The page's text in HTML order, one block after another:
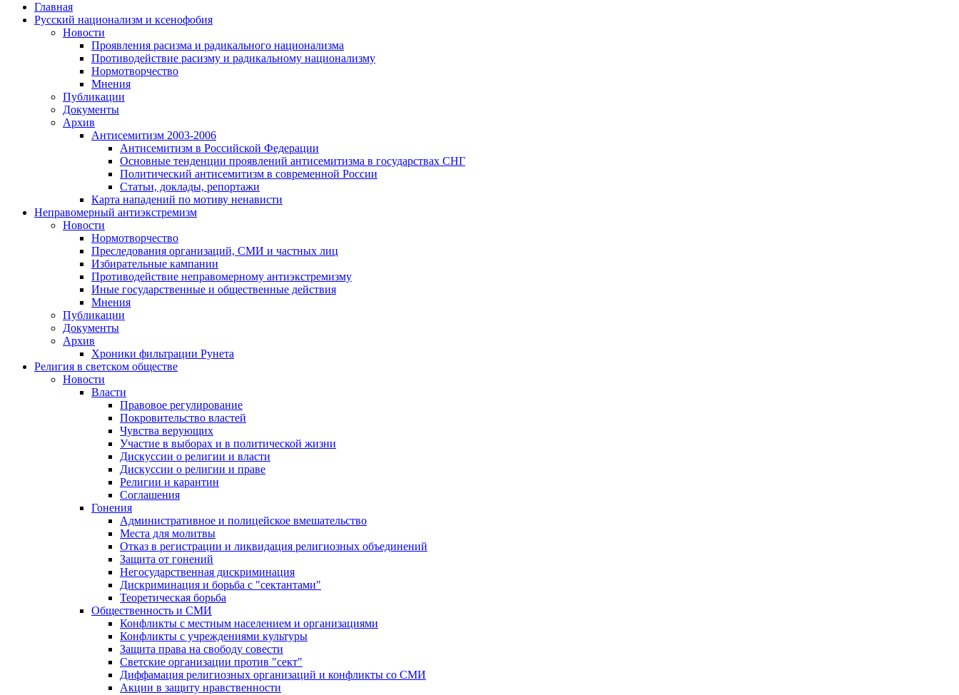
Главная
Русский национализм и ксенофобия
Новости
Проявления расизма и радикального национализма
Противодействие расизму и радикальному национализму
Нормотворчество
Мнения
Публикации
Документы
Архив
Антисемитизм 2003-2006
Антисемитизм в Российской Федерации
Основные тенденции проявлений антисемитизма в государствах СНГ
Политический антисемитизм в современной России
Статьи, доклады, репортажи
Карта нападений по мотиву ненависти
Неправомерный антиэкстремизм
Новости
Нормотворчество
Преследования организаций, СМИ и частных лиц
Избирательные кампании
Противодействие неправомерному антиэкстремизму
Иные государственные и общественные действия
Мнения
Публикации
Документы
Архив
Хроники фильтрации Рунета
Религия в светском обществе
Новости
Власти
Правовое регулирование
Покровительство властей
Чувства верующих
Участие в выборах и в политической жизни
Дискуссии о религии и власти
Дискуссии о религии и праве
Религии и карантин
Соглашения
Гонения
Административное и полицейское вмешательство
Места для молитвы
Отказ в регистрации и ликвидация религиозных объединений
Защита от гонений
Негосударственная дискриминация
Дискриминация и борьба с "сектантами"
Теоретическая борьба
Общественность и СМИ
Конфликты с местным населением и организациями
Конфликты с учреждениями культуры
Защита права на свободу совести
Светские организации против "сект"
Диффамация религиозных организаций и конфликты со СМИ
Акции в защиту нравственности